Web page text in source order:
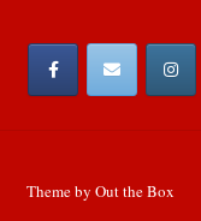
Theme by Out the Box